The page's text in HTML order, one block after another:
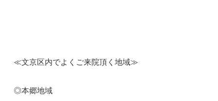
≪文京区内でよくご来院頂く地域≫
◎本郷地域